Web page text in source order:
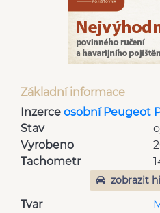
Základní informace
Inzerce osobní Peugeot
Stav
Vyrobeno
Tachometr
zobrazit
Tvar